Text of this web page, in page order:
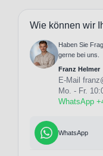
Wie können wir
Haben Sie
gerne bei uns.
Franz Helmer
E-Mail
Mo. - Fr.
WhatsApp
WhatsApp